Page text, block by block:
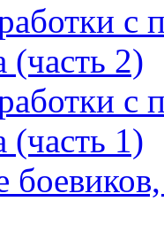
с
(часть 2)
с
(часть 1)